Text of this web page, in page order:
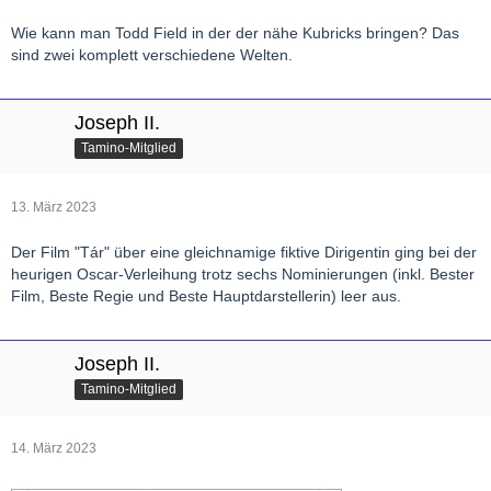
Wie kann man Todd Field in der der nähe Kubricks bringen? Das
sind zwei komplett verschiedene Welten.
Joseph II.
Tamino-Mitglied
13. März 2023
Der Film "Tár" über eine gleichnamige fiktive Dirigentin ging bei der
heurigen Oscar-Verleihung trotz sechs Nominierungen (inkl. Bester
Film, Beste Regie und Beste Hauptdarstellerin) leer aus.
Joseph II.
Tamino-Mitglied
14. März 2023